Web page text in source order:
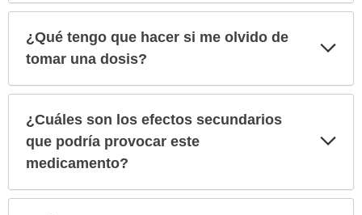
¿Qué tengo que hacer si me olvido de
tomar una dosis?
¿Cuáles son los efectos secundarios
que podría provocar este
medicamento?